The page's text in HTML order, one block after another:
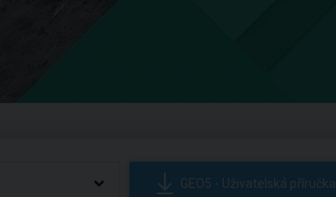
GEO5 - Uživatelská příručka